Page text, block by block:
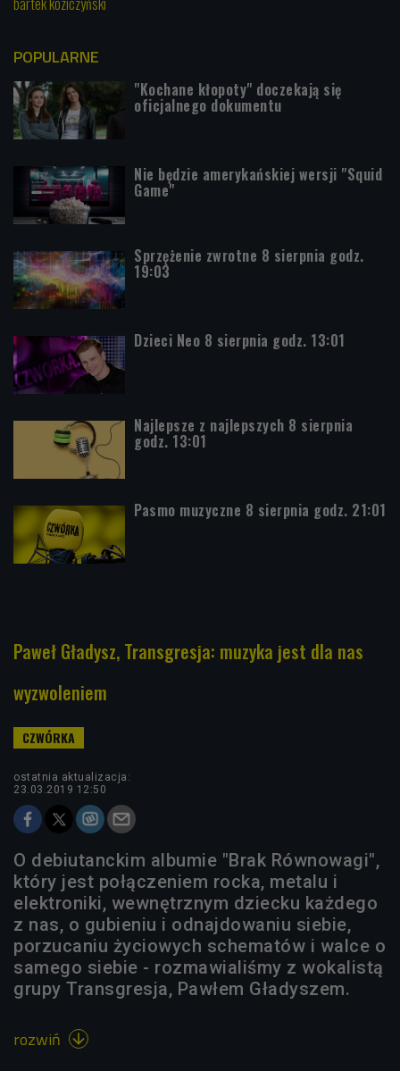
POPULARNE
"Kochane kłopoty" doczekają się
oficjalnego dokumentu
Nie będzie amerykańskiej wersji "Squid
Game"
Sprzężenie zwrotne 8 sierpnia godz.
19:03
Dzieci Neo 8 sierpnia godz. 13:01
Najlepsze z najlepszych 8 sierpnia
godz. 13:01
Pasmo muzyczne 8 sierpnia godz. 21:01
Paweł Gładysz, Transgresja: muzyka jest dla nas
wyzwoleniem
ostatnia aktualizacja:
23.03.2019 12:50
O debiutanckim albumie "Brak Równowagi",
który jest połączeniem rocka, metalu i
elektroniki, wewnętrznym dziecku każdego
z nas, o gubieniu i odnajdowaniu siebie,
porzucaniu życiowych schematów i walce o
samego siebie - rozmawialiśmy z wokalistą
grupy Transgresja, Pawłem Gładyszem.
rozwiń 